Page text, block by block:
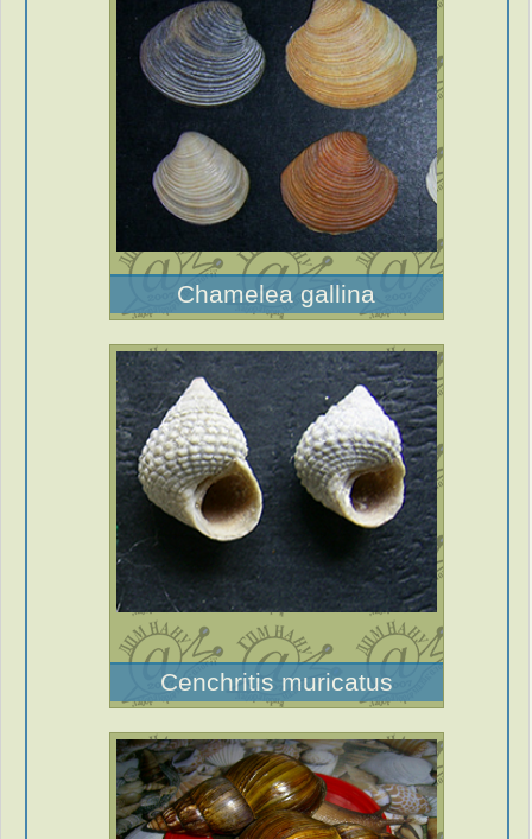
Chamelea gallina
Cenchritis muricatus